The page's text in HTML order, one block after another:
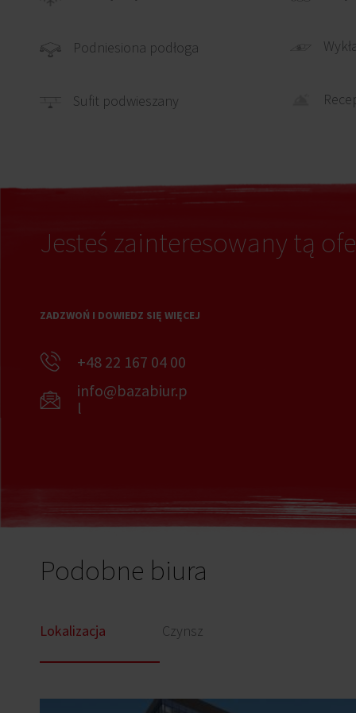
Podniesiona podłoga
Sufit podwieszany
Jesteś zainteresowany tą
ZADZWOŃ I DOWIEDZ SIĘ WIĘCEJ
+48 22 167 04 00
info@bazabiur.p
l
Podobne biura
Lokalizacja Czynsz